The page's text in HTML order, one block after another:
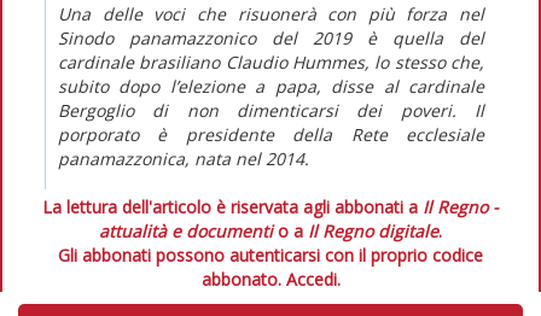
Una delle voci che risuonerà con più forza nel
Sinodo panamazzonico del 2019 è quella del
cardinale brasiliano Claudio Hummes, lo stesso che,
subito dopo l’elezione a papa, disse al cardinale
Bergoglio di non dimenticarsi dei poveri. Il
porporato è presidente della Rete ecclesiale
panamazzonica, nata nel 2014.
La lettura dell'articolo è riservata agli abbonati a Il Regno -
attualità e documentio a Il Regno digitale.
Gli abbonati possono autenticarsi con il proprio codice
abbonato. Accedi.